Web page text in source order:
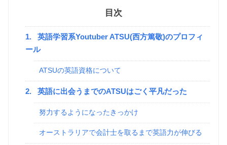
目次
1.
英語学習系Youtuber ATSU(西方篤敬)のプロフィ
ール
ATSUの英語資格について
2. 英語に出会うまでのATSUはごく平凡だった
努力するようになったきっかけ
オーストラリアで会計士を取るまで英語力が伸びる